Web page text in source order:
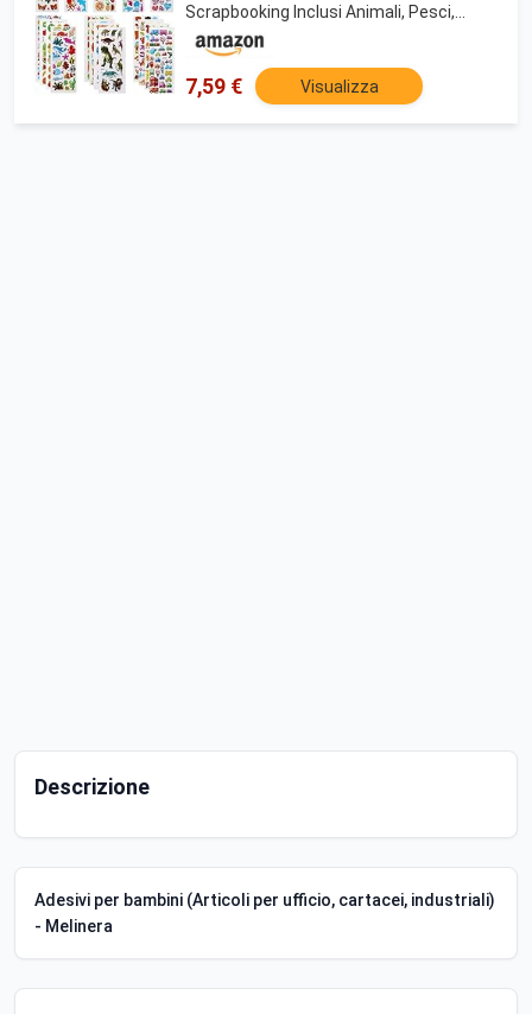
Scrapbooking Inclusi Animali, Pesci,
Dinosauri, Numeri, Frutta, Camion,
Aeroplani e Altro(22 Fogli)
7,59 € Visualizza
Descrizione
Adesivi per bambini (Articoli per ufficio, cartacei, industriali)
- Melinera